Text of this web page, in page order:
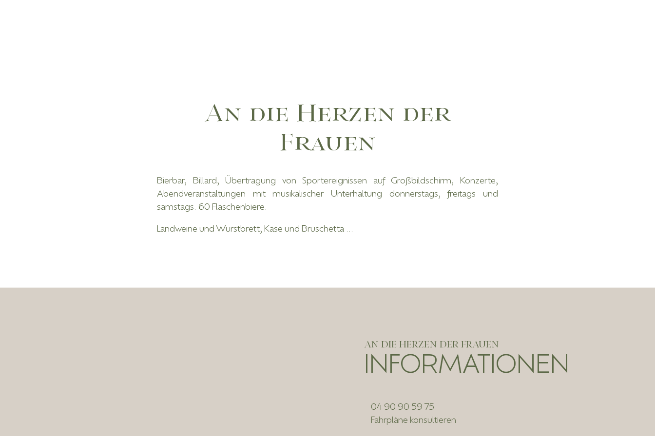
An die Herzen der
Frauen
Bierbar, Billard, Übertragung von Sportereignissen auf Großbildschirm, Konzerte,
Abendveranstaltungen mit musikalischer Unterhaltung donnerstags, freitags und
samstags. 60 Flaschenbiere.
Landweine und Wurstbrett, Käse und Bruschetta ...
AN DIE HERZEN DER FRAUEN
INFORMATIONEN
04 90 90 59 75
Fahrpläne konsultieren